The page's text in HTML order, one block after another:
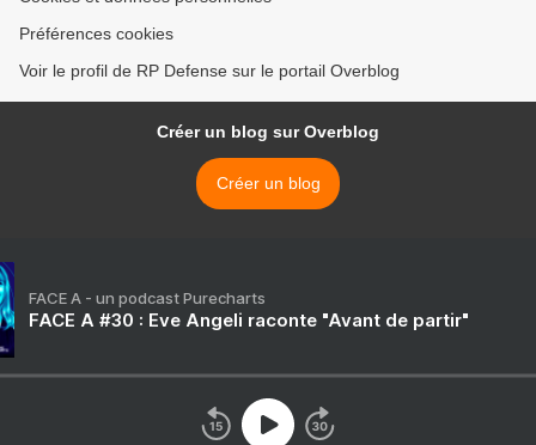
Préférences cookies
Voir le profil de RP Defense sur le portail Overblog
Créer un blog sur Overblog
Créer un blog
FACE A - un podcast Purecharts
FACE A #30 : Eve Angeli raconte "Avant de partir"